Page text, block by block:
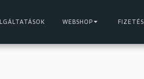
WEBSHOP FIZETÉS